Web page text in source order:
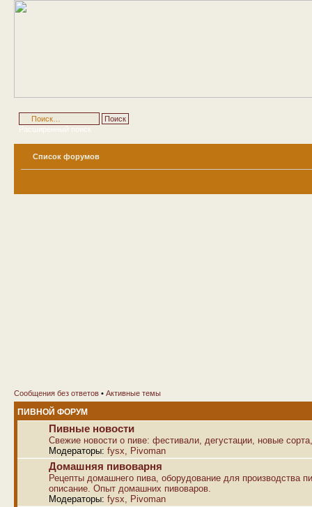
Расширенный поиск
Список форумов
Сообщения без ответов • Активные темы
ПИВНОЙ ФОРУМ
Пивные новости
Свежие новости о пиве: фестивали, дегустации, новые
Модераторы: fysx Pivoman
Домашняя пивоварня
Рецепты домашнего пива, оборудование для производства
описание. Опыт домашних пивоваров.
Модераторы: fysx Pivoman